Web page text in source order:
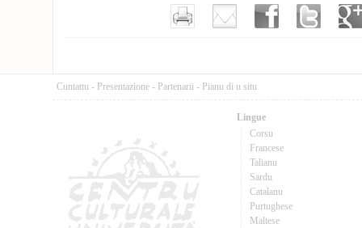
Cuntattu - Presentazione - Partenarii - Pianu di u situ
Lingue
Corsu
Francese
Talianu
Sardu
Catalanu
Purtughese
Maltese